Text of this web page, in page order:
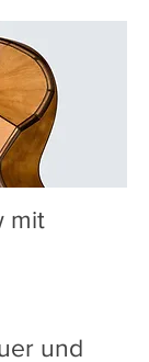
mit
und